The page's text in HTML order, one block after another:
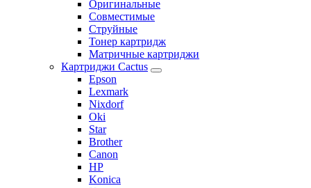
Оригинальные
Совместимые
Струйные
Тонер картридж
Матричные картриджи
Картриджи Cactus
Epson
Lexmark
Nixdorf
Oki
Star
Brother
Canon
HP
Konica